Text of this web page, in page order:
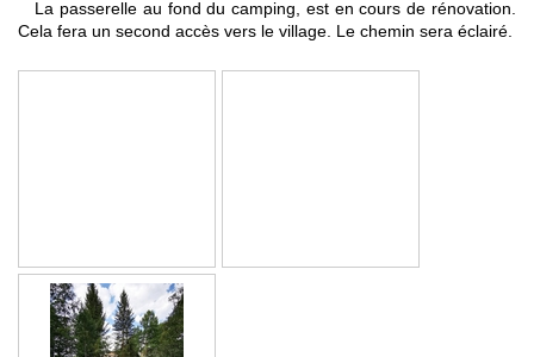
La passerelle au fond du camping, est en cours de rénovation.
Cela fera un second accès vers le village. Le chemin sera éclairé.